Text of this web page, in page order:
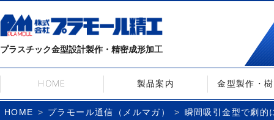
プラスチック金型設計製作・精密成形加工
HOME 製品案内 金型製作・
HOME プラモール通信（メルマガ） 瞬間吸引金型で劇